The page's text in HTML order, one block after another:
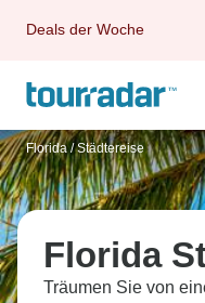
Deals der Woche
Florida / Städtereise
Florida
Träumen Sie von